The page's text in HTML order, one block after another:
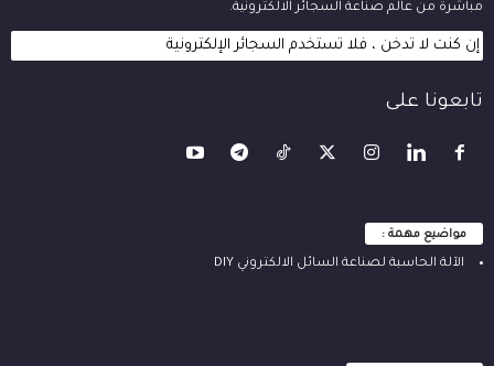
مباشرة من عالم صناعة السجائر الالكترونية.
إن كنت لا تدخن ، فلا تستخدم السجائر الإلكترونية
تابعونا على
مواضيع مهمة :
الآلة ‫الحاسبة لصناعة السائل الالكتروني‬ DIY